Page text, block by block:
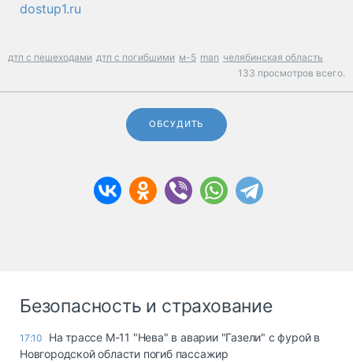
dostup1.ru
дтп с пешеходами дтп с погибшими м-5 man челябинская область
133 просмотров всего.
ОБСУДИТЬ
Безопасность и страхование
17:10
На трассе М-11 "Нева" в аварии "Газели" с фурой в
Новгородской области погиб пассажир